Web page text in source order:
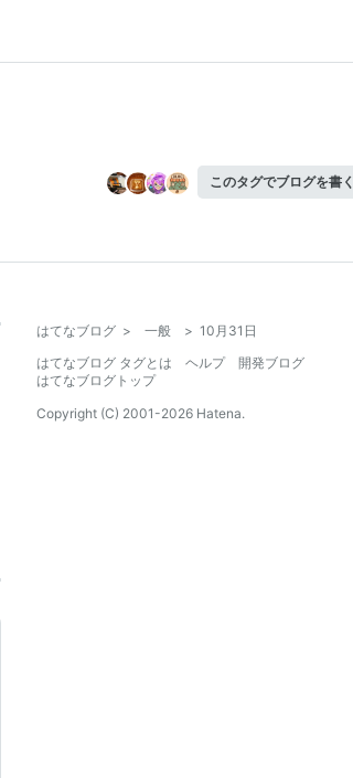
このタグでブログを書く
はてなブログ > 一般 > 10月31日
はてなブログ タグとは
ヘルプ
開発ブログ
はてなブログトップ
Copyright (C) 2001-2026 Hatena.